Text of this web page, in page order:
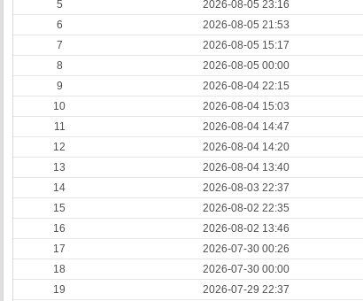
5
2026-08-05 23:16
6
2026-08-05 21:53
7
2026-08-05 15:17
8
2026-08-05 00:00
9
2026-08-04 22:15
10
2026-08-04 15:03
11
2026-08-04 14:47
12
2026-08-04 14:20
13
2026-08-04 13:40
14
2026-08-03 22:37
15
2026-08-02 22:35
16
2026-08-02 13:46
17
2026-07-30 00:26
18
2026-07-30 00:00
19
2026-07-29 22:37